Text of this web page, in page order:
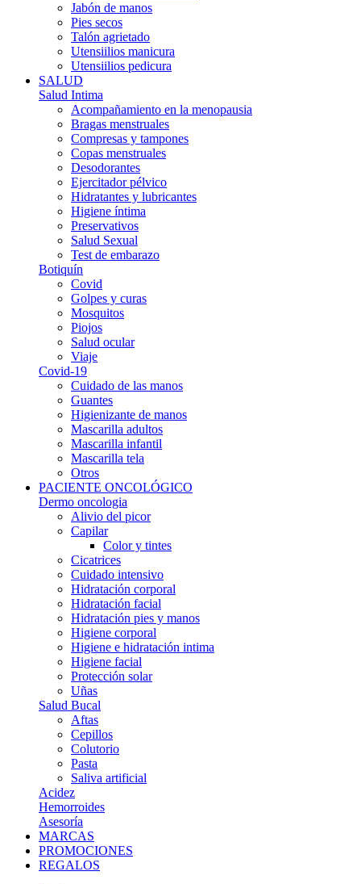
Jabón de manos
Pies secos
Talón agrietado
Utensiilios manicura
Utensiilios pedicura
SALUD
Salud Intima
Acompañamiento en la menopausia
Bragas menstruales
Compresas y tampones
Copas menstruales
Desodorantes
Ejercitador pélvico
Hidratantes y lubricantes
Higiene íntima
Preservativos
Salud Sexual
Test de embarazo
Botiquín
Covid
Golpes y curas
Mosquitos
Piojos
Salud ocular
Viaje
Covid-19
Cuidado de las manos
Guantes
Higienizante de manos
Mascarilla adultos
Mascarilla infantil
Mascarilla tela
Otros
PACIENTE ONCOLÓGICO
Dermo oncologia
Alivio del picor
Capilar
Color y tintes
Cicatrices
Cuidado intensivo
Hidratación corporal
Hidratación facial
Hidratación pies y manos
Higiene corporal
Higiene e hidratación intima
Higiene facial
Protección solar
Uñas
Salud Bucal
Aftas
Cepillos
Colutorio
Pasta
Saliva artificial
Acidez
Hemorroides
Asesoría
MARCAS
PROMOCIONES
REGALOS